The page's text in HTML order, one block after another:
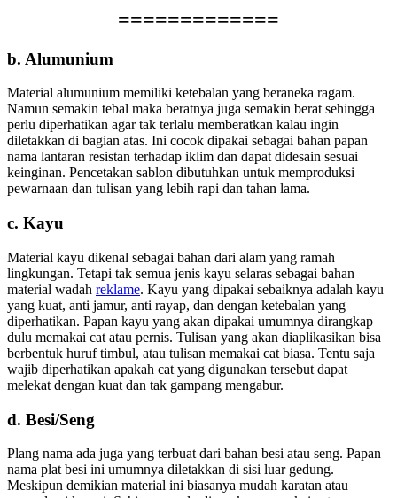
=============
b. Alumunium
Material alumunium memiliki ketebalan yang beraneka ragam.
Namun semakin tebal maka beratnya juga semakin berat sehingga
perlu diperhatikan agar tak terlalu memberatkan kalau ingin
diletakkan di bagian atas. Ini cocok dipakai sebagai bahan papan
nama lantaran resistan terhadap iklim dan dapat didesain sesuai
keinginan. Pencetakan sablon dibutuhkan untuk memproduksi
pewarnaan dan tulisan yang lebih rapi dan tahan lama.
c. Kayu
Material kayu dikenal sebagai bahan dari alam yang ramah
lingkungan. Tetapi tak semua jenis kayu selaras sebagai bahan
material wadah reklame. Kayu yang dipakai sebaiknya adalah kayu
yang kuat, anti jamur, anti rayap, dan dengan ketebalan yang
diperhatikan. Papan kayu yang akan dipakai umumnya dirangkap
dulu memakai cat atau pernis. Tulisan yang akan diaplikasikan bisa
berbentuk huruf timbul, atau tulisan memakai cat biasa. Tentu saja
wajib diperhatikan apakah cat yang digunakan tersebut dapat
melekat dengan kuat dan tak gampang mengabur.
d. Besi/Seng
Plang nama ada juga yang terbuat dari bahan besi atau seng. Papan
nama plat besi ini umumnya diletakkan di sisi luar gedung.
Meskipun demikian material ini biasanya mudah karatan atau